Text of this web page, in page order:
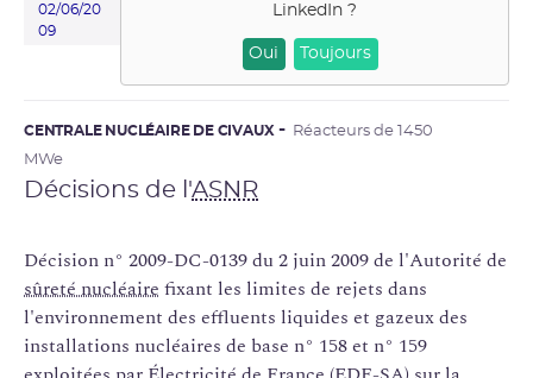
02/06/20
09
LinkedIn?
Oui Toujours
CENTRALE NUCLÉAIRE DE CIVAUX
Réacteurs de 1450
MWe
Décisions de l'ASNR
Décision n° 2009-DC-0139 du 2 juin 2009 de l'Autorité de
sûreté nucléaire fixant les limites de rejets dans
l'environnement des effluents liquides et gazeux des
installations nucléaires de base n° 158 et n° 159